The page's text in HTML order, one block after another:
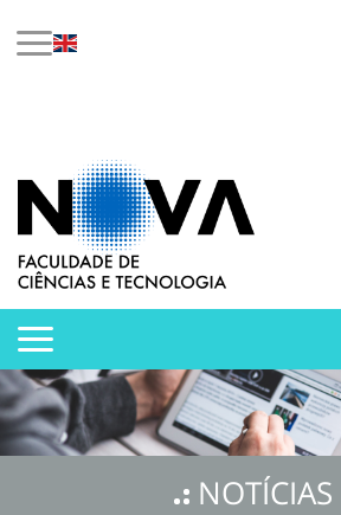
NOTÍCIAS